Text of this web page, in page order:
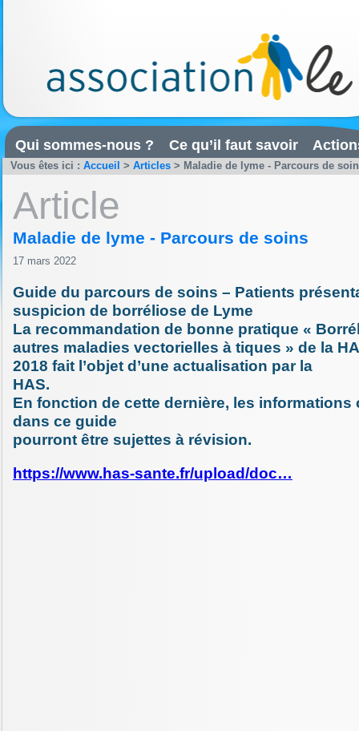
Qui sommes-nous ? Ce qu’il faut savoir
Vous êtes ici : Accueil > Articles > Maladie de lyme - Parcours de
Article
Maladie de lyme - Parcours de soins
17 mars 2022
Guide du parcours de soins – Patients
suspicion de borréliose de Lyme
La recommandation de bonne pratique «
autres maladies vectorielles à tiques » de la
2018 fait l’objet d’une actualisation par la
HAS.
En fonction de cette dernière, les informations
dans ce guide
pourront être sujettes à révision.
https://www.has-sante.fr/upload/doc…